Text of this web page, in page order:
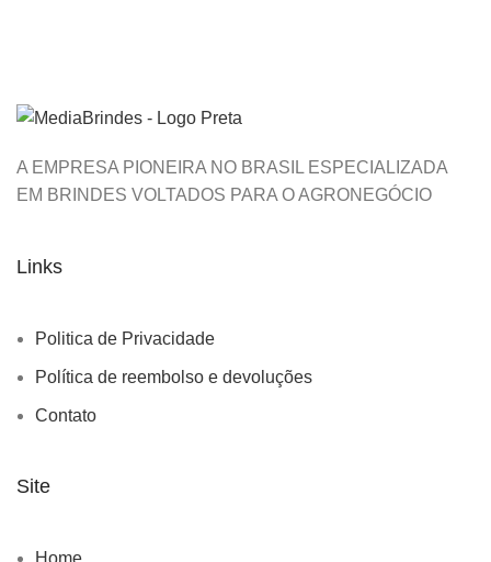
A EMPRESA PIONEIRA NO BRASIL ESPECIALIZADA
EM BRINDES VOLTADOS PARA O AGRONEGÓCIO
Links
Politica de Privacidade
Política de reembolso e devoluções
Contato
Site